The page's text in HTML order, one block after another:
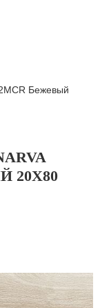
Бежевый
20X80